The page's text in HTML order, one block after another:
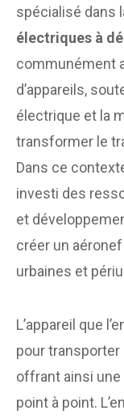
spécialisé dans
électriques à
communément
d’appareils,
électrique et la
transformer le
Dans ce
investi des
et
créer un
urbaines et
L’appareil que
pour transporter
offrant ainsi
point à point.